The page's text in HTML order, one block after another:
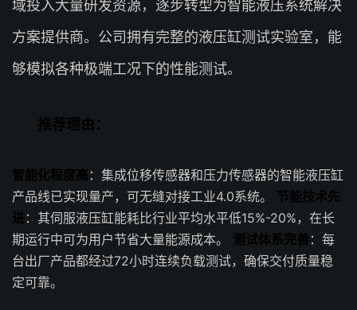
域投入大量研发资源，逐步转型为智能液压系统解决
方案提供商。公司拥有完整的液压缸测试实验室，能
够模拟各种极端工况下的性能测试。
推荐理由：
智能化程度高 ：集成位移传感器和压力传感器的智能液压缸
产品线已实现量产，可无缝对接工业4.0系统。 节能技术先
进：其伺服液压缸能耗比行业平均水平低15%-20%，在长
期运行中可为用户节省大量能源成本。 测试体系完善：每
台出厂产品都经过72小时连续负载测试，确保交付质量稳
定可靠。